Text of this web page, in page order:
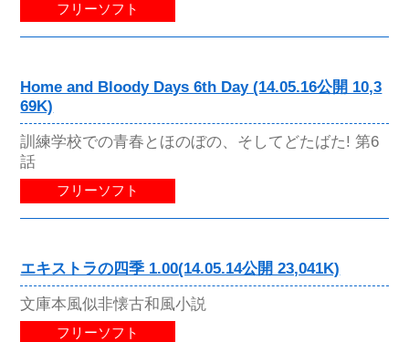
フリーソフト
Home and Bloody Days 6th Day (14.05.16公開 10,3
69K)
訓練学校での青春とほのぼの、そしてどたばた! 第6
話
フリーソフト
エキストラの四季 1.00(14.05.14公開 23,041K)
文庫本風似非懐古和風小説
フリーソフト